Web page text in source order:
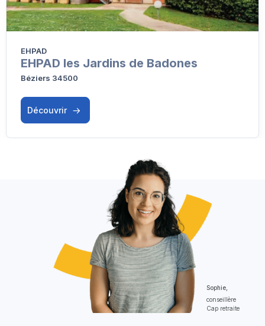
EHPAD
EHPAD les Jardins de Badones
Béziers 34500
Découvrir
Sophie,
conseillère
Cap retraite